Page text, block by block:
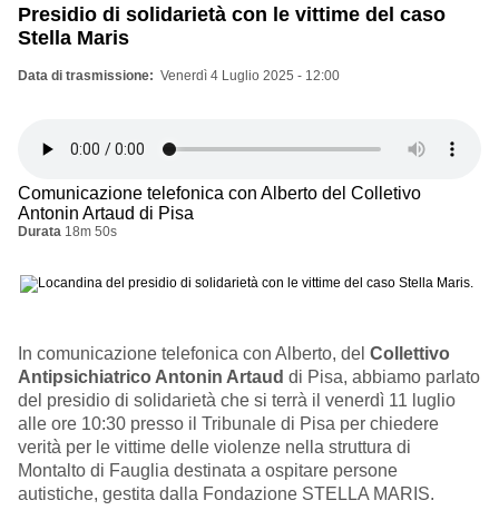
Presidio di solidarietà con le vittime del caso
Stella Maris
Data di trasmissione Venerdì 4 Luglio 2025 - 12:00
Comunicazione telefonica con Alberto del Colletivo
Antonin Artaud di Pisa
Durata 18m 50s
In comunicazione telefonica con Alberto, del Collettivo
Antipsichiatrico Antonin Artaud di Pisa, abbiamo parlato
del presidio di solidarietà che si terrà il venerdì 11 luglio
alle ore 10:30 presso il Tribunale di Pisa per chiedere
verità per le vittime delle violenze nella struttura di
Montalto di Fauglia destinata a ospitare persone
autistiche, gestita dalla Fondazione STELLA MARIS.